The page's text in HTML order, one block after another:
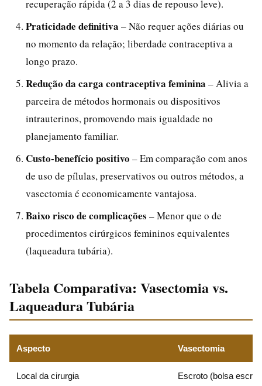
recuperação rápida (2 a 3 dias de repouso leve).
Praticidade definitiva – Não requer ações diárias ou
no momento da relação; liberdade contraceptiva a
longo prazo.
Redução da carga contraceptiva feminina – Alivia a
parceira de métodos hormonais ou dispositivos
intrauterinos, promovendo mais igualdade no
planejamento familiar.
Custo-benefício positivo – Em comparação com anos
de uso de pílulas, preservativos ou outros métodos, a
vasectomia é economicamente vantajosa.
Baixo risco de complicações – Menor que o de
procedimentos cirúrgicos femininos equivalentes
(laqueadura tubária).
Tabela Comparativa: Vasectomia vs.
Laqueadura Tubária
Aspecto Vasectomia
Local da cirurgia Escroto (bolsa